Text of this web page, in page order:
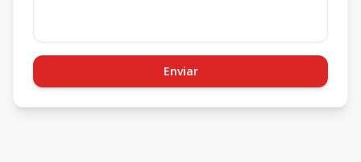
Enviar